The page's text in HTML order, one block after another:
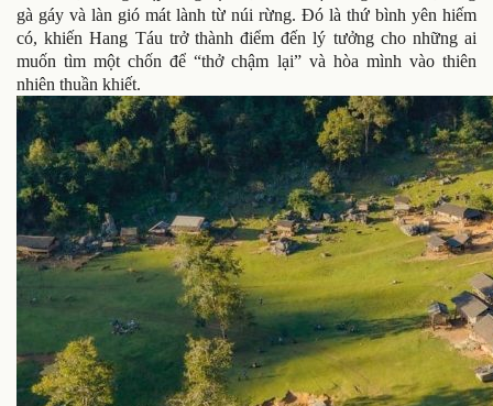
gà gáy và làn gió mát lành từ núi rừng. Đó là thứ bình yên hiếm
có, khiến Hang Táu trở thành điểm đến lý tưởng cho những ai
muốn tìm một chốn để “thở chậm lại” và hòa mình vào thiên
nhiên thuần khiết.